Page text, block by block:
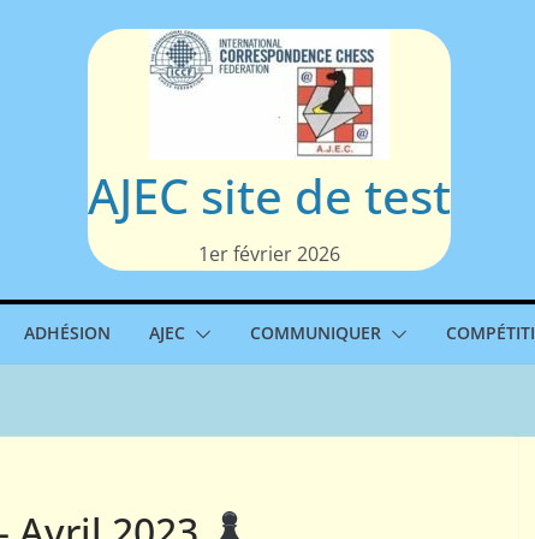
AJEC site de test
1er février 2026
ADHÉSION AJEC COMMUNIQUER